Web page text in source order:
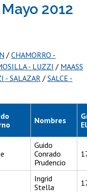
2012
/ CHAMORRO -
- LUZZI / MAASS
- SALAZAR / SALCE -
Nombres
Guido
Conrado
Prudencio
Ingrid
Stella